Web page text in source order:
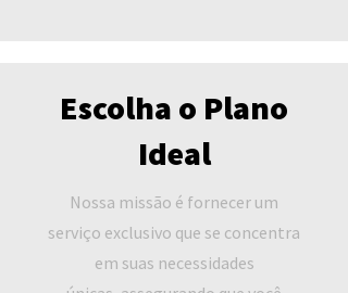
Escolha o Plano
Ideal
Nossa missão é fornecer um
serviço exclusivo que se concentra
em suas necessidades